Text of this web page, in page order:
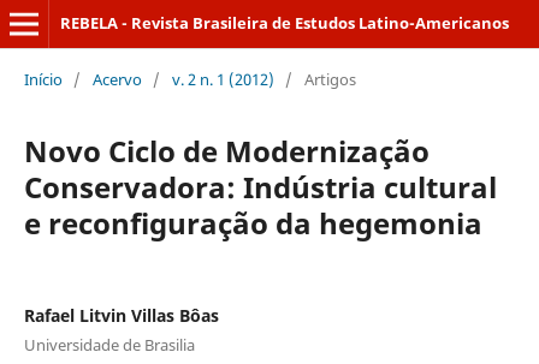
REBELA - Revista Brasileira de Estudos Latino-Americanos
Início / Acervo / v. 2 n. 1 (2012) / Artigos
Novo Ciclo de Modernização
Conservadora: Indústria cultural
e reconfiguração da hegemonia
Rafael Litvin Villas Bôas
Universidade de Brasilia